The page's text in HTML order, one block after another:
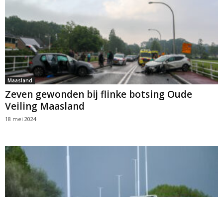
Maasland
Zeven gewonden bij flinke botsing Oude
Veiling Maasland
18 mei 2024